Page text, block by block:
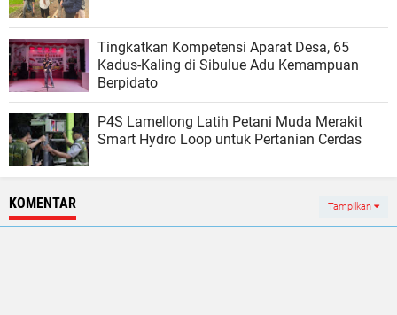
Tingkatkan Kompetensi Aparat Desa, 65
Kadus-Kaling di Sibulue Adu Kemampuan
Berpidato
P4S Lamellong Latih Petani Muda Merakit
Smart Hydro Loop untuk Pertanian Cerdas
KOMENTAR Tampilkan